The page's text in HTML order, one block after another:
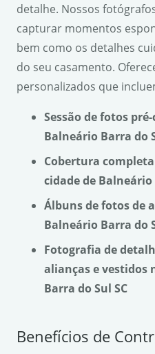
detalhe. Nossos
capturar momentos
bem como os detalhes
do seu casamento.
personalizados que
Sessão de fotos
Balneário Barra do
Cobertura
cidade de Balneário
Álbuns de fotos de
Balneário Barra do
Fotografia de
alianças e vestidos
Barra do Sul SC
Benefícios de